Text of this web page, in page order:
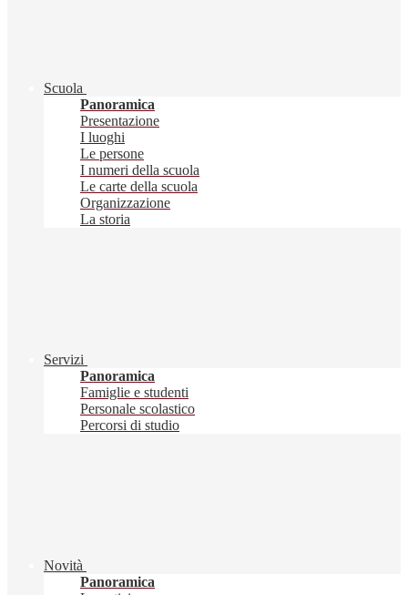
Scuola
Panoramica
Presentazione
I luoghi
Le persone
I numeri della scuola
Le carte della scuola
Organizzazione
La storia
Servizi
Panoramica
Famiglie e studenti
Personale scolastico
Percorsi di studio
Novità
Panoramica